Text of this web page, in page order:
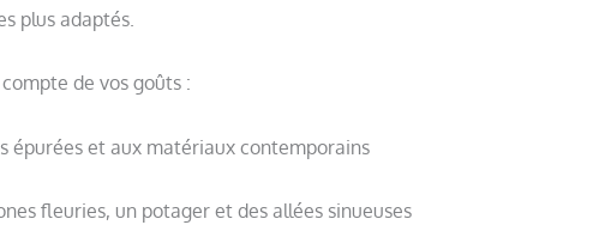
plus adaptés.
de vos goûts :
épurées et aux matériaux contemporains
fleuries, un potager et des allées sinueuses